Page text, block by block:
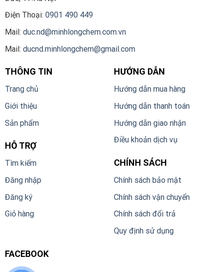
Điện Thoại: 0901 490 449
Mail: duc.nd@minhlongchem.com.vn
Mail: ducnd.minhlongchem@gmail.com
THÔNG TIN
Trang chủ
Giới thiệu
Sản phẩm
HỖ TRỢ
Tìm kiếm
Đăng nhập
Đăng ký
Giỏ hàng
HƯỚNG DẪN
Hướng dẫn mua hàng
Hướng dẫn thanh toán
Hướng dẫn giao nhận
Điều khoản dịch vụ
CHÍNH SÁCH
Chính sách bảo mật
Chính sách vận chuyển
Chính sách đổi trả
Quy định sử dụng
FACEBOOK